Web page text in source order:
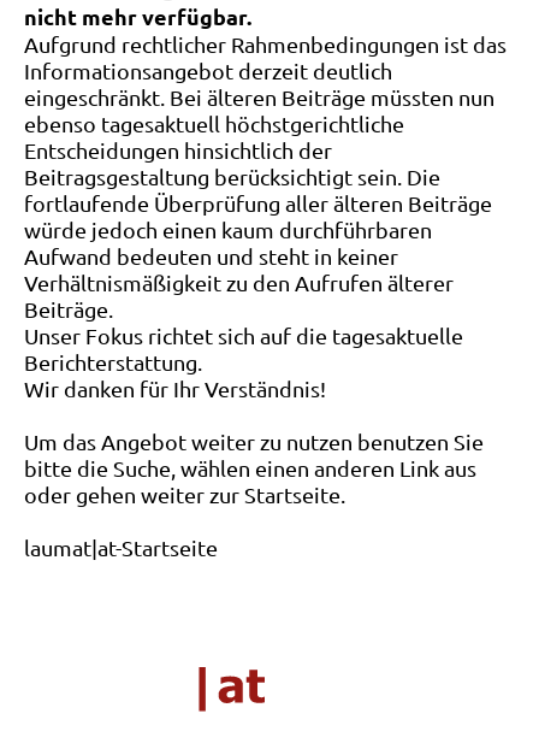
nicht mehr verfügbar.
Aufgrund rechtlicher Rahmenbedingungen ist das
Informationsangebot derzeit deutlich
eingeschränkt. Bei älteren Beiträge müssten nun
ebenso tagesaktuell höchstgerichtliche
Entscheidungen hinsichtlich der
Beitragsgestaltung berücksichtigt sein. Die
fortlaufende Überprüfung aller älteren Beiträge
würde jedoch einen kaum durchführbaren
Aufwand bedeuten und steht in keiner
Verhältnismäßigkeit zu den Aufrufen älterer
Beiträge.
Unser Fokus richtet sich auf die tagesaktuelle
Berichterstattung.
Wir danken für Ihr Verständnis!
Um das Angebot weiter zu nutzen benutzen Sie
bitte die Suche, wählen einen anderen Link aus
oder gehen weiter zur Startseite.
laumat|at-Startseite